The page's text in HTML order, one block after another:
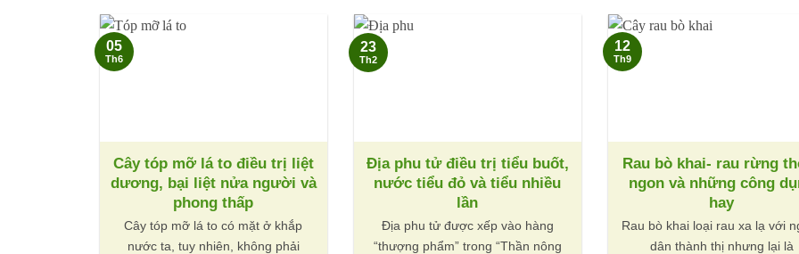
Cây tóp mỡ lá to điều trị liệt
dương, bại liệt nửa người và
phong thấp
Cây tóp mỡ lá to có mặt ở khắp
nước ta, tuy nhiên, không phải
05
Th6
Địa phu tử điều trị tiểu buốt,
nước tiểu đỏ và tiểu nhiều
lần
Địa phu tử được xếp vào hàng
“thượng phẩm” trong “Thần nông
23
Th2
Rau bò khai- rau rừng
ngon và những công
hay
Rau bò khai loại rau xa lạ với
dân thành thị nhưng lại là
12
Th9